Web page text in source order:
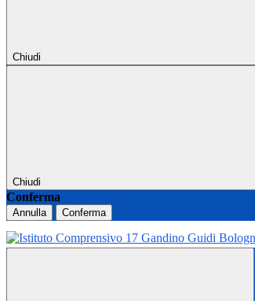
Chiudi
Chiudi
Conferma
Annulla Conferma